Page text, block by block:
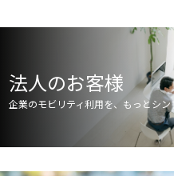
サンタモニカ観光モデル
Espresso Cieloから ラ
法人のお客様
企業のモビリティ利用を、もっとシン